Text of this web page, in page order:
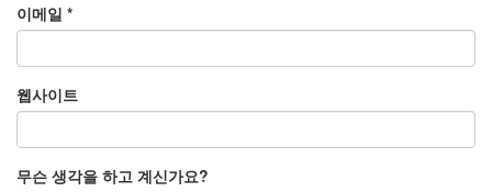
이메일 *
웹사이트
무슨 생각을 하고 계신가요?